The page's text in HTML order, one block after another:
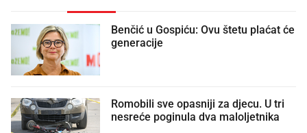
Benčić u Gospiću: Ovu štetu plaćat će
generacije
Romobili sve opasniji za djecu. U tri
nesreće poginula dva maloljetnika